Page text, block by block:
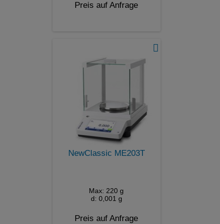
Preis auf Anfrage
NewClassic ME203T
Max: 220 g
d: 0,001 g
Preis auf Anfrage